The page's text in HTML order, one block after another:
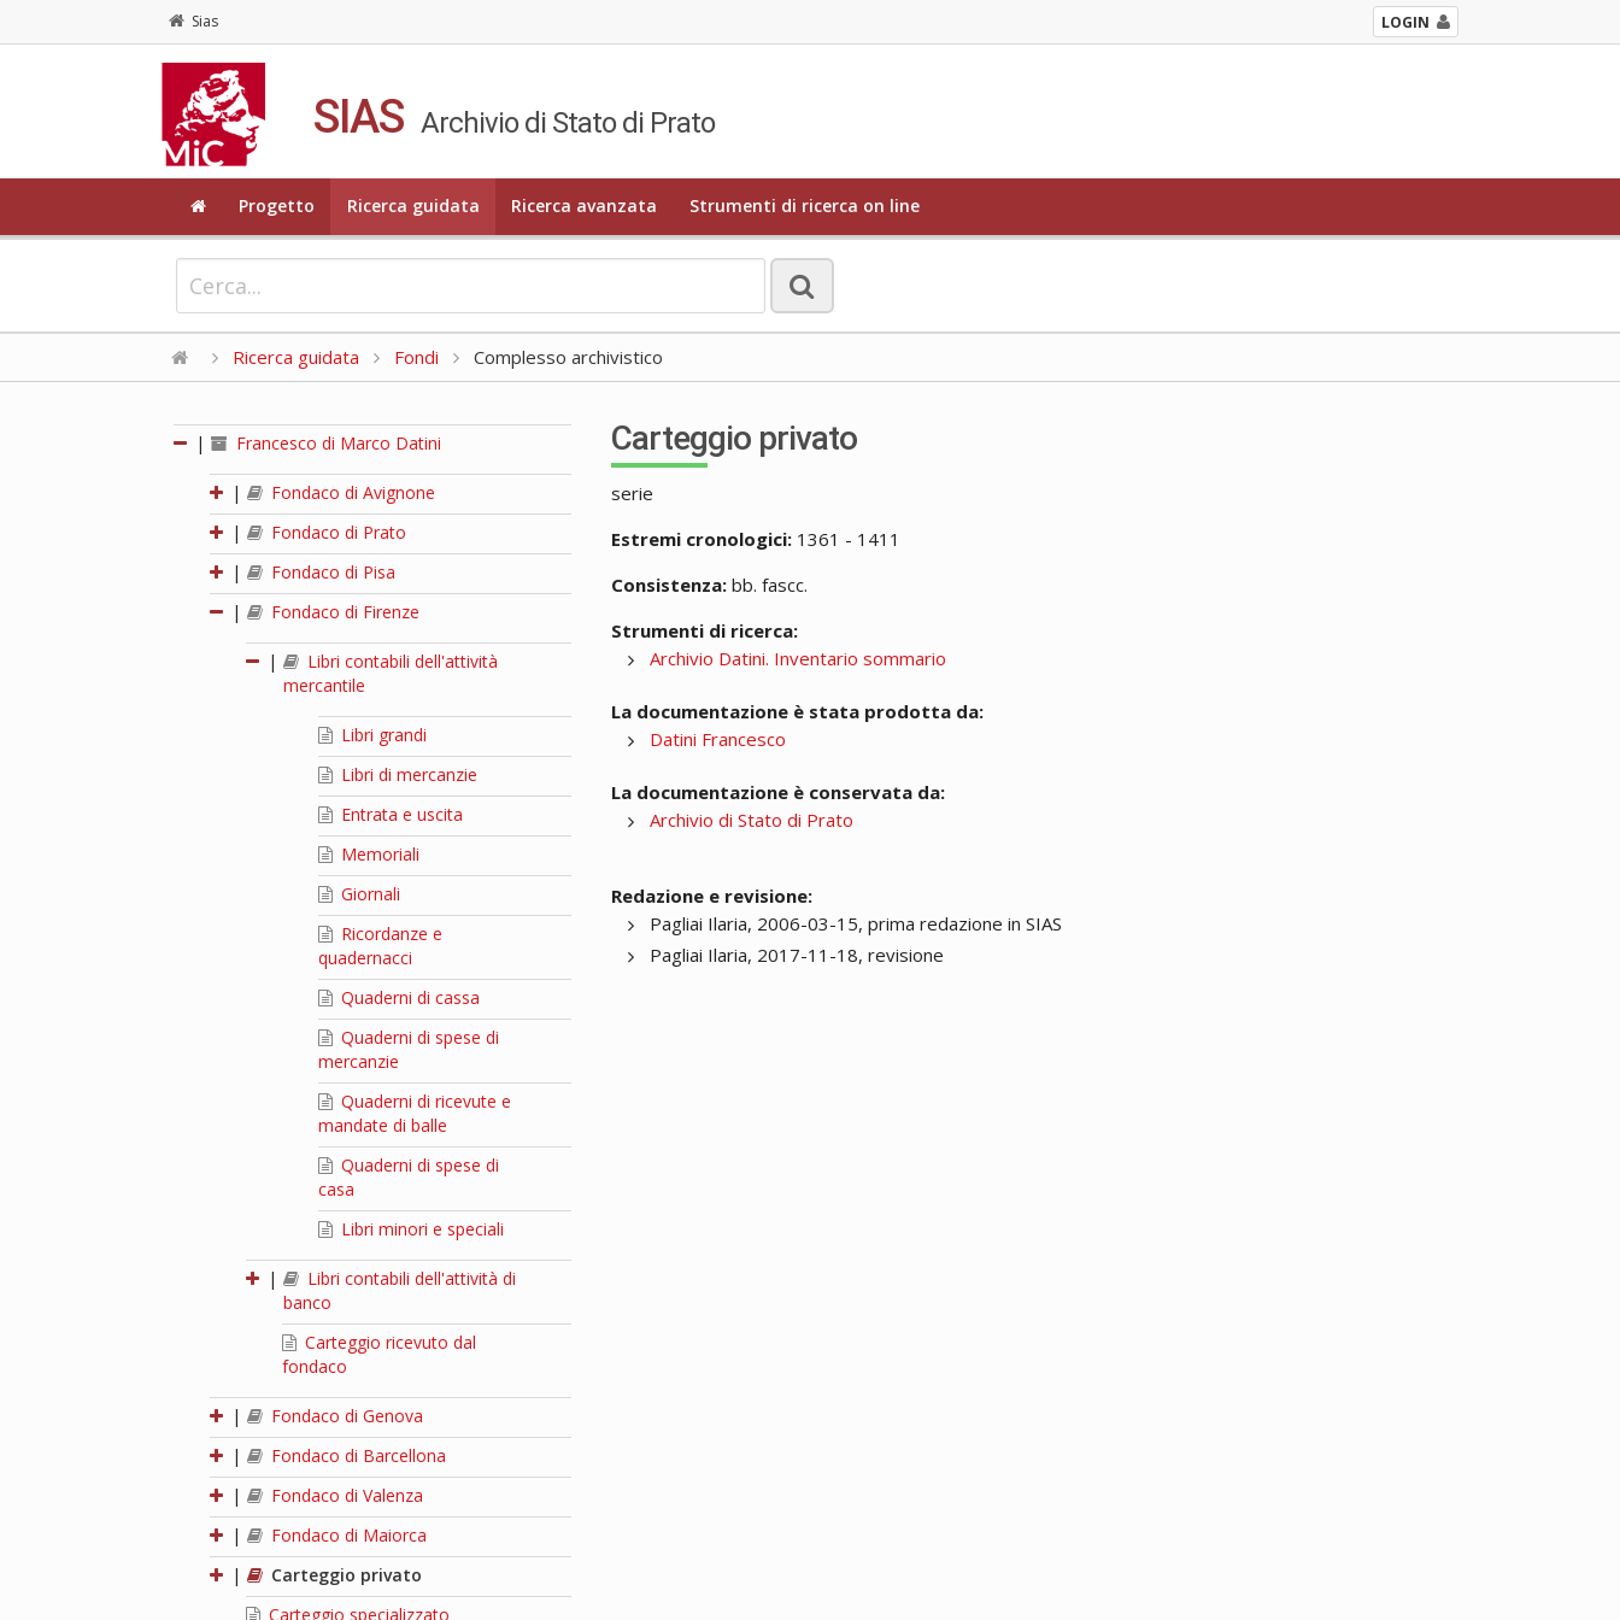
Sias LOGIN
SIAS Archivio di Stato di Prato
Progetto Ricerca guidata Ricerca avanzata Strumenti di ricerca on line
Ricerca guidata Fondi Complesso archivistico
| Francesco di Marco Datini
|
Fondaco di Avignone
|
Fondaco di Prato
|
Fondaco di Pisa
|
Fondaco di Firenze
|
Libri contabili dell'attività
mercantile
Libri grandi
Libri di mercanzie
Entrata e uscita
Memoriali
Giornali
Ricordanze e
quadernacci
Quaderni di cassa
Quaderni di spese di
mercanzie
Quaderni di ricevute e
mandate di balle
Quaderni di spese di
casa
Libri minori e speciali
|
Libri contabili dell'attività di
banco
Carteggio ricevuto dal
fondaco
|
Fondaco di Genova
|
Fondaco di Barcellona
|
Fondaco di Valenza
|
Fondaco di Maiorca
|
Carteggio privato
Carteggio specializzato
Carteggio privato
serie
Estremi cronologici: 1361 - 1411
Consistenza: bb. fascc.
Strumenti di ricerca:
Archivio Datini. Inventario sommario
La documentazione è stata prodotta da:
Datini Francesco
La documentazione è conservata da:
Archivio di Stato di Prato
Redazione e revisione:
Pagliai Ilaria, 2006-03-15, prima redazione in SIAS
Pagliai Ilaria, 2017-11-18, revisione